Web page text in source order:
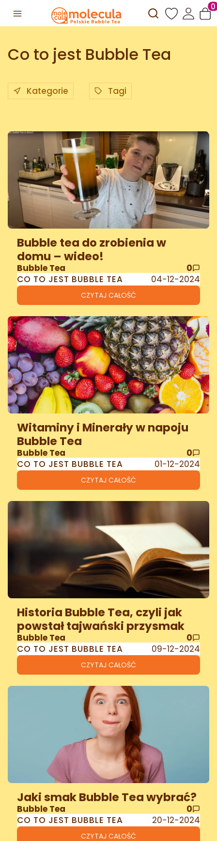
Otwórz
Co to jest Bubble Tea
Kategorie Tagi
CO TO JEST BUBBLE TEA 04-12-2024
Bubble tea do zrobienia w
domu – wideo!
CZYTAJ CAŁOŚĆ
Bubble Tea 0
CO TO JEST BUBBLE TEA 01-12-2024
Witaminy i Minerały w napoju
Bubble Tea
CZYTAJ CAŁOŚĆ
Bubble Tea 0
CO TO JEST BUBBLE TEA 09-12-2024
Historia Bubble Tea, czyli jak
powstał tajwański przysmak
CZYTAJ CAŁOŚĆ
Bubble Tea 0
CO TO JEST BUBBLE TEA 20-12-2024
Jaki smak Bubble Tea wybrać?
CZYTAJ CAŁOŚĆ
Bubble Tea 0